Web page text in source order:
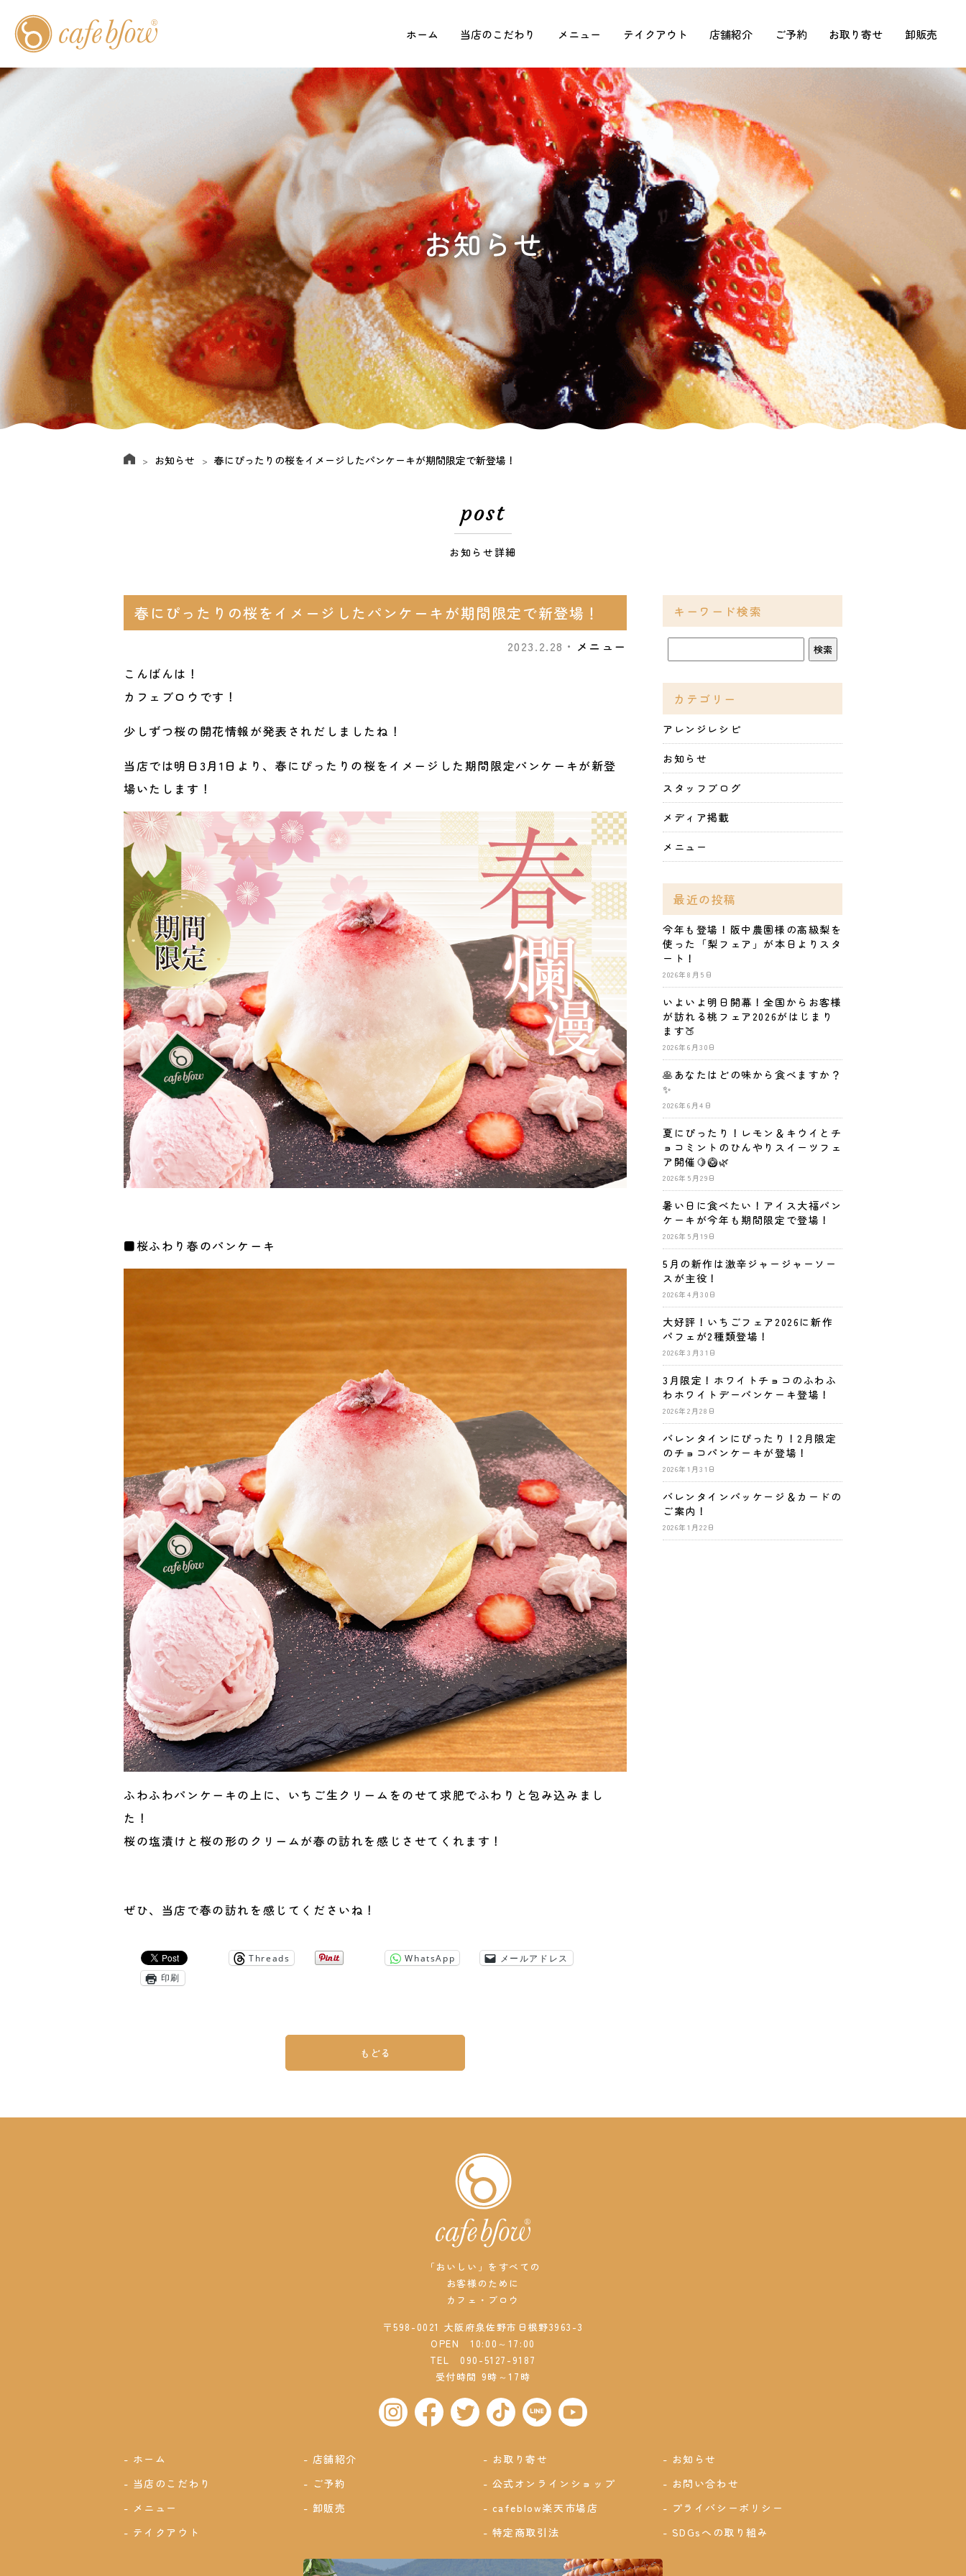
ホーム 当店のこだわり メニュー テイクアウト 店舗紹介 ご予約 お取り寄せ 卸販売
お知らせ
お知らせ 春にぴったりの桜をイメージしたパンケーキが期間限定で新登場！
post
お知らせ詳細
春にぴったりの桜をイメージしたパンケーキが期間限定で新登場！
2023.2.28・ メニュー
こんばんは！
カフェブロウです！
少しずつ桜の開花情報が発表されだしましたね！
当店では明日3月1日より、春にぴったりの桜をイメージした期間限定パンケーキが新登
場いたします！
■桜ふわり春のパンケーキ
ふわふわパンケーキの上に、いちご生クリームをのせて求肥でふわりと包み込みまし
た！
桜の塩漬けと桜の形のクリームが春の訪れを感じさせてくれます！
ぜひ、当店で春の訪れを感じてくださいね！
Threads WhatsApp
メールアドレス
印刷
もどる
キーワード検索
カテゴリー
アレンジレシピ
お知らせ
スタッフブログ
メディア掲載
メニュー
最近の投稿
今年も登場！阪中農園様の高級梨を
使った「梨フェア」が本日よりスタ
ート！
2026年8月5日
いよいよ明日開幕！全国からお客様
が訪れる桃フェア2026がはじまり
ます🍑
2026年6月30日
🥞あなたはどの味から食べますか？
✨
2026年6月4日
夏にぴったり！レモン＆キウイとチ
ョコミントのひんやりスイーツフェ
ア開催🍋🥝🌿
2026年5月29日
暑い日に食べたい！アイス大福パン
ケーキが今年も期間限定で登場！
2026年5月19日
5月の新作は激辛ジャージャーソー
スが主役！
2026年4月30日
大好評！いちごフェア2026に新作
パフェが2種類登場！
2026年3月31日
3月限定！ホワイトチョコのふわふ
わホワイトデーパンケーキ登場！
2026年2月28日
バレンタインにぴったり！2月限定
のチョコパンケーキが登場！
2026年1月31日
バレンタインパッケージ＆カードの
ご案内！
2026年1月22日
「おいしい」をすべての
お客様のために
カフェ・ブロウ
〒598-0021 大阪府泉佐野市日根野3963-3
OPEN 10:00～17:00
TEL090-5127-9187
受付時間 9時～17時
ホーム
当店のこだわり
メニュー
テイクアウト
店舗紹介
ご予約
卸販売
お取り寄せ
公式オンラインショップ
cafeblow楽天市場店
特定商取引法
お知らせ
お問い合わせ
プライバシーポリシー
SDGsへの取り組み